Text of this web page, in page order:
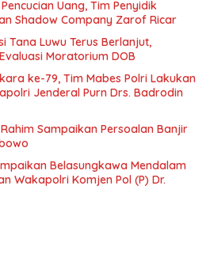
Uang, Tim Penyidik
Shadow Company Zarof Ricar
Tana Luwu Terus Berlanjut,
Moratorium DOB
ke-79, Tim Mabes Polri Lakukan
Jenderal Purn Drs. Badrodin
Sampaikan Persoalan Banjir
Belasungkawa Mendalam
Wakapolri Komjen Pol (P) Dr.